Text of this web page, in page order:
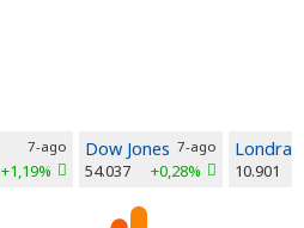
7-ago
+1,19%
Dow Jones 7-ago
54.037 +0,28%
Londra
10.901